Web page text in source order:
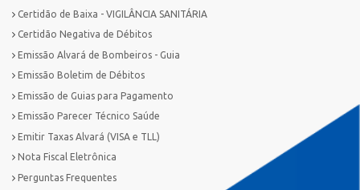
Certidão de Baixa - VIGILÂNCIA SANITÁRIA
Certidão Negativa de Débitos
Emissão Alvará de Bombeiros - Guia
Emissão Boletim de Débitos
Emissão de Guias para Pagamento
Emissão Parecer Técnico Saúde
Emitir Taxas Alvará (VISA e TLL)
Nota Fiscal Eletrônica
Perguntas Frequentes